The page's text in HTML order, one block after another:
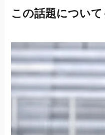
この話題につい